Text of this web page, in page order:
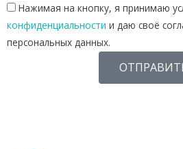
Нажимая на кнопку, я принимаю
конфиденциальности и даю своё
персональных данных.